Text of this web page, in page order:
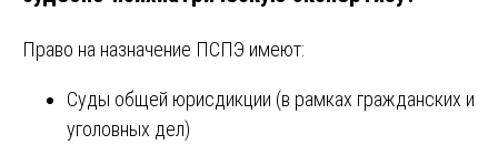
Право на назначение ПСПЭ имеют:
Суды общей юрисдикции (в рамках гражданских и
уголовных дел)